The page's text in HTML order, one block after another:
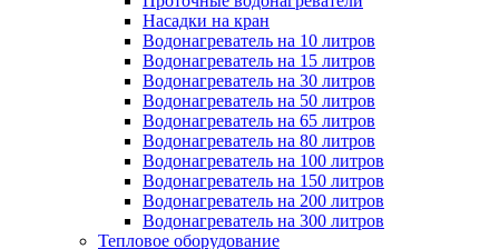
Наcадки на кран
Водонагреватель на 10 литров
Водонагреватель на 15 литров
Водонагреватель на 30 литров
Водонагреватель на 50 литров
Водонагреватель на 65 литров
Водонагреватель на 80 литров
Водонагреватель на 100 литров
Водонагреватель на 150 литров
Водонагреватель на 200 литров
Водонагреватель на 300 литров
Тепловое оборудование